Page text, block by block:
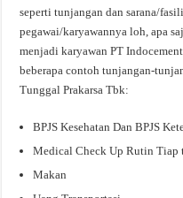
seperti tunjangan dan sarana/
pegawai/karyawannya loh, apa
menjadi karyawan PT
beberapa contoh tunjangan-
Tunggal Prakarsa Tbk:
BPJS Kesehatan Dan BPJS
Medical Check Up Rutin Tiap
Makan